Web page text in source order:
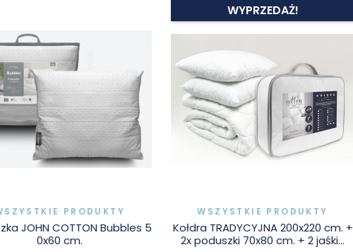
PRODUKTY
JOHN COTTON Bubbles 5
0x60 cm.
WSZYSTKIE PRODUKTY
Kołdra TRADYCYJNA 200x220 cm. +
2x poduszki 70x80 cm. + 2 jaśki...
WYPRZEDAŻ!